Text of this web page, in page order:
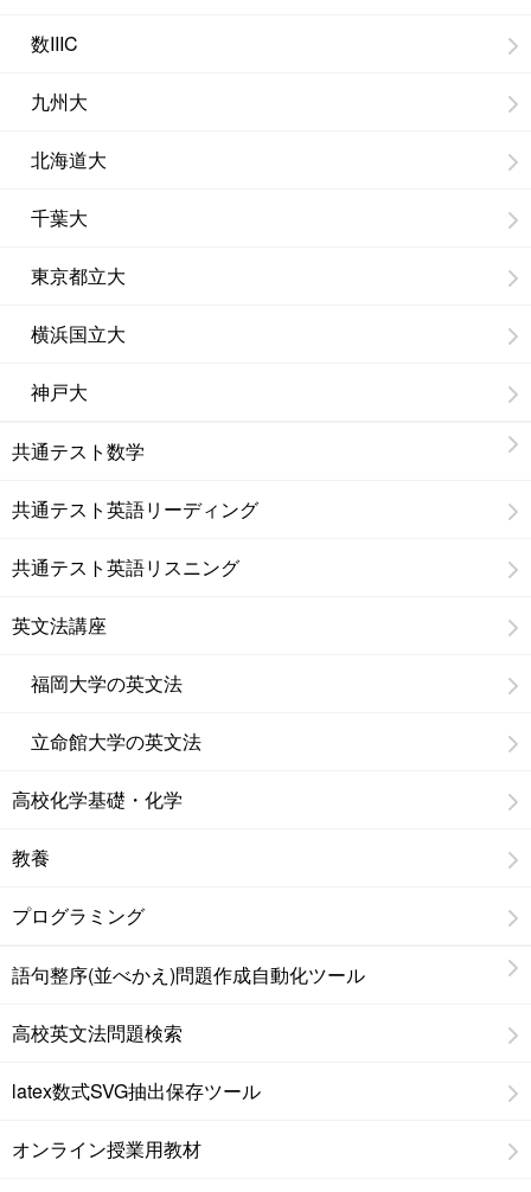
数IIIC
九州大
北海道大
千葉大
東京都立大
横浜国立大
神戸大
共通テスト数学
共通テスト英語リーディング
共通テスト英語リスニング
英文法講座
福岡大学の英文法
立命館大学の英文法
高校化学基礎・化学
教養
プログラミング
語句整序(並べかえ)問題作成自動化ツール
高校英文法問題検索
latex数式SVG抽出保存ツール
オンライン授業用教材